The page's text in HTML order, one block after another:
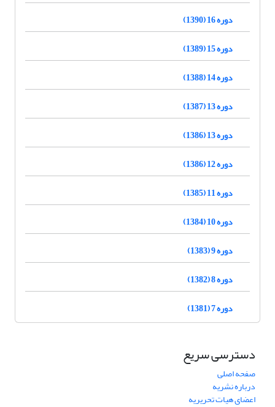
دوره 16 (1390)
دوره 15 (1389)
دوره 14 (1388)
دوره 13 (1387)
دوره 13 (1386)
دوره 12 (1386)
دوره 11 (1385)
دوره 10 (1384)
دوره 9 (1383)
دوره 8 (1382)
دوره 7 (1381)
دسترسی سریع
صفحه اصلی
درباره نشریه
اعضای هیات تحریریه